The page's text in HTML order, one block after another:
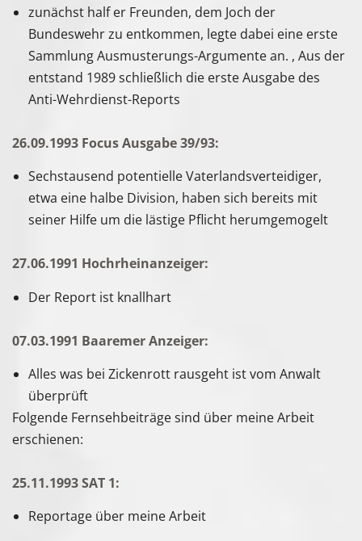
zunächst half er Freunden, dem Joch der
Bundeswehr zu entkommen, legte dabei eine erste
Sammlung Ausmusterungs-Argumente an. , Aus der
entstand 1989 schließlich die erste Ausgabe des
Anti-Wehrdienst-Reports
26.09.1993 Focus Ausgabe 39/93:
Sechstausend potentielle Vaterlandsverteidiger,
etwa eine halbe Division, haben sich bereits mit
seiner Hilfe um die lästige Pflicht herumgemogelt
27.06.1991 Hochrheinanzeiger:
Der Report ist knallhart
07.03.1991 Baaremer Anzeiger:
Alles was bei Zickenrott rausgeht ist vom Anwalt
überprüft
Folgende Fernsehbeiträge sind über meine Arbeit
erschienen:
25.11.1993 SAT 1:
Reportage über meine Arbeit